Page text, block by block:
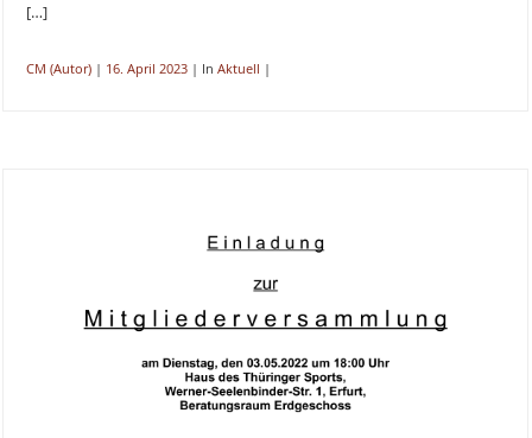
[…]
CM (Autor)| 16. April 2023| In Aktuell |